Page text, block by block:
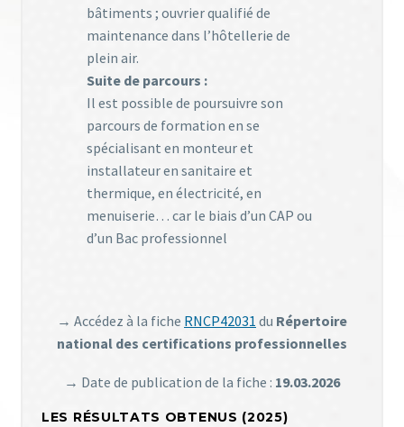
bâtiments ; ouvrier qualifié de
maintenance dans l’hôtellerie de
plein air.
Suite de parcours :
Il est possible de poursuivre son
parcours de formation en se
spécialisant en monteur et
installateur en sanitaire et
thermique, en électricité, en
menuiserie… car le biais d’un CAP ou
d’un Bac professionnel
→ Accédez à la fiche RNCP42031 du Répertoire
national des certifications professionnelles
→ Date de publication de la fiche : 19.03.2026
LES RÉSULTATS OBTENUS (2025)